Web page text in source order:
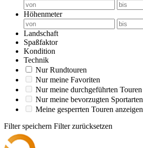
Höhenmeter
Landschaft
Spaßfaktor
Kondition
Technik
Nur Rundtouren
Nur meine Favoriten
Nur meine durchgeführten Touren
Nur meine bevorzugten Sportarten
Meine gesperrten Touren anzeigen
Filter speichern Filter zurücksetzen